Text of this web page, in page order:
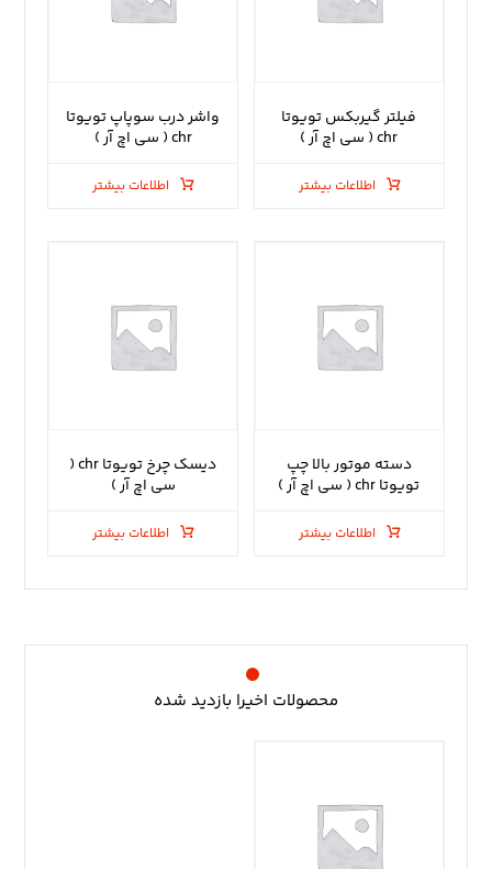
فیلتر گیربکس تویوتا
chr ( سی اچ آر )
اطلاعات بیشتر
واشر درب سوپاپ تویوتا
chr ( سی اچ آر )
اطلاعات بیشتر
دسته موتور بالا چپ
تویوتا chr ( سی اچ آر )
اطلاعات بیشتر
دیسک چرخ تویوتا chr (
سی اچ آر )
اطلاعات بیشتر
محصولات اخیرا بازدید شده